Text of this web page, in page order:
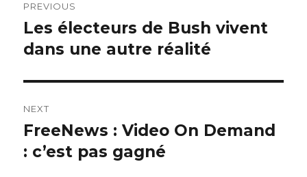
navigation
PREVIOUS
Previous
post:
Les électeurs de Bush vivent
dans une autre réalité
NEXT
Next
post:
FreeNews : Video On Demand
: c’est pas gagné